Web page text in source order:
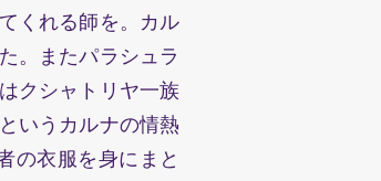
くれる師を。カル
。またパラシュラ
クシャトリヤ一族
いうカルナの情熱
の衣服を身にまと